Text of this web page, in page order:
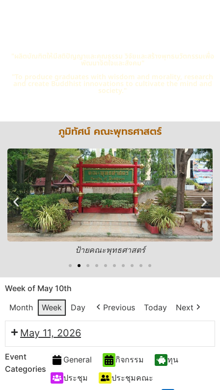
"ผลิตบัณฑิตให้มีสติปัญญาและคุณธรรม วิจัยและสร้างพุทธนวัตกรรมเพื่อ
พัฒนาจิตใจและสังคม"
"To produce graduates with wisdom and morality, research
and create Buddhist innovations to cultivate the mind and
society."
ภูมิทัศน์ คณะพุทธศาสตร์
ป้ายคณะพุทธศาสตร์
Week of May 10th
Month
Week Day Previous Today Next
May 11, 2026
Event
Categories
General กิจกรรม
ทุน
ประชุม
ประชุมคณะ